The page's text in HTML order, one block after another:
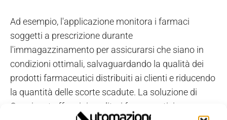
Ad esempio, l'applicazione monitora i farmaci
soggetti a prescrizione durante
l'immagazzinamento per assicurarsi che siano in
condizioni ottimali, salvaguardando la qualità dei
prodotti farmaceutici distribuiti ai clienti e riducendo
la quantità delle scorte scadute. La soluzione di
Cognizant offre ai rivenditori farmaceutici una